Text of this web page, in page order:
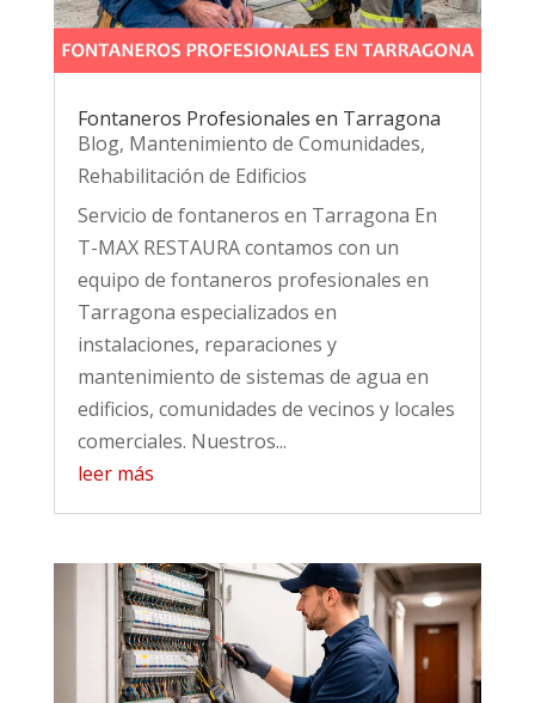
Fontaneros Profesionales en Tarragona
Blog, Mantenimiento de Comunidades,
Rehabilitación de Edificios
Servicio de fontaneros en Tarragona En
T-MAX RESTAURA contamos con un
equipo de fontaneros profesionales en
Tarragona especializados en
instalaciones, reparaciones y
mantenimiento de sistemas de agua en
edificios, comunidades de vecinos y locales
comerciales. Nuestros...
leer más